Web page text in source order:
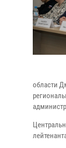
области